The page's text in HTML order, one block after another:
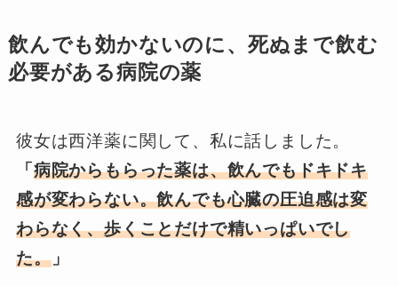
飲んでも効かないのに、死ぬまで飲む
必要がある病院の薬
彼女は西洋薬に関して、私に話しました。
「 病院からもらった薬は、飲んでもドキドキ
感が変わらない。飲んでも心臓の圧迫感は変
わらなく、歩くことだけで精いっぱいでし
た。」